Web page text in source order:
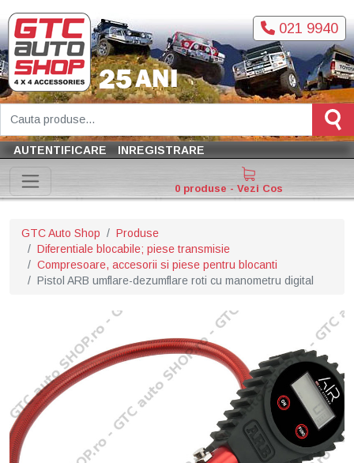
021 9940
AUTENTIFICARE INREGISTRARE
0 produse - Vezi Cos
GTC Auto Shop
Produse
Diferentiale blocabile; piese transmisie
Compresoare, accesorii si piese pentru blocanti
Pistol ARB umflare-dezumflare roti cu manometru digital